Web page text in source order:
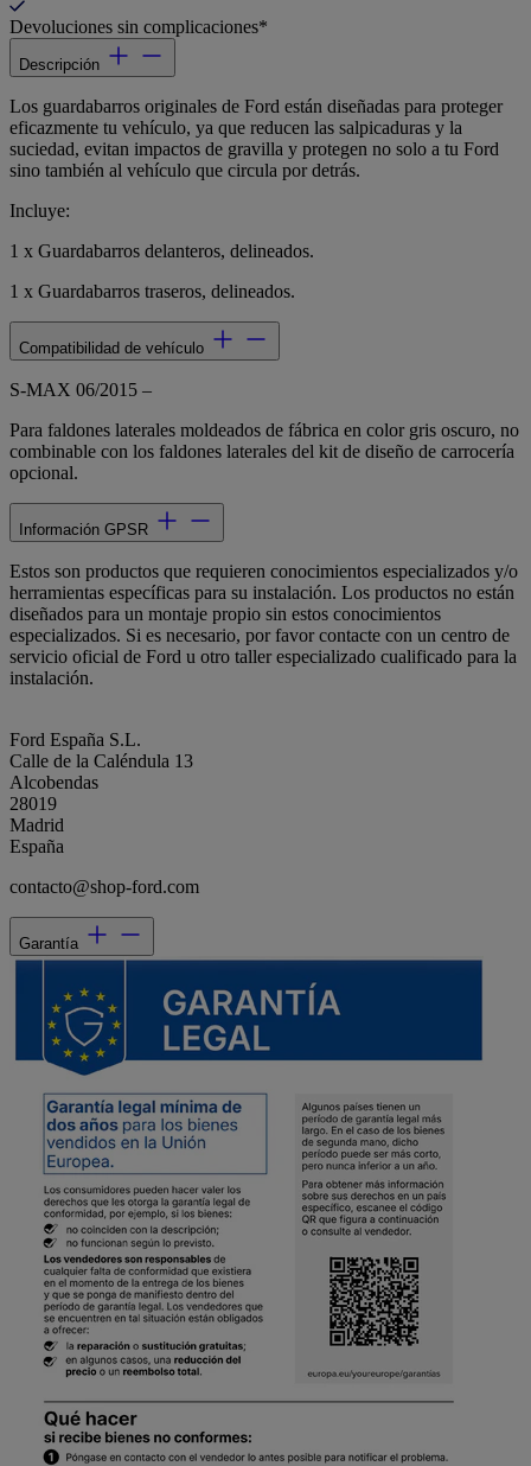
Devoluciones sin complicaciones*
Descripción
Los guardabarros originales de Ford están diseñadas para proteger
eficazmente tu vehículo, ya que reducen las salpicaduras y la
suciedad, evitan impactos de gravilla y protegen no solo a tu Ford
sino también al vehículo que circula por detrás.
Incluye:
1 x Guardabarros delanteros, delineados.
1 x Guardabarros traseros, delineados.
Compatibilidad de vehículo
S-MAX 06/2015 –
Para faldones laterales moldeados de fábrica en color gris oscuro, no
combinable con los faldones laterales del kit de diseño de carrocería
opcional.
Información GPSR
Estos son productos que requieren conocimientos especializados y/o
herramientas específicas para su instalación. Los productos no están
diseñados para un montaje propio sin estos conocimientos
especializados. Si es necesario, por favor contacte con un centro de
servicio oficial de Ford u otro taller especializado cualificado para la
instalación.
Ford España S.L.
Calle de la Caléndula 13
Alcobendas
28019
Madrid
España
contacto@shop-ford.com
Garantía